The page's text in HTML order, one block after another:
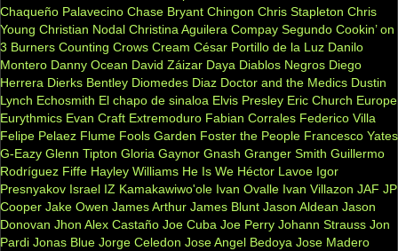
Chaqueño Palavecino Chase Bryant Chingon Chris Stapleton Chris
Young Christian Nodal Christina Aguilera Compay Segundo Cookin’ on
3 Burners Counting Crows Cream César Portillo de la Luz Danilo
Montero Danny Ocean David Záizar Daya Diablos Negros Diego
Herrera Dierks Bentley Diomedes Diaz Doctor and the Medics Dustin
Lynch Echosmith El chapo de sinaloa Elvis Presley Eric Church Europe
Eurythmics Evan Craft Extremoduro Fabian Corrales Federico Villa
Felipe Pelaez Flume Fools Garden Foster the People Francesco Yates
G-Eazy Glenn Tipton Gloria Gaynor Gnash Granger Smith Guillermo
Rodríguez Fiffe Hayley Williams He Is We Héctor Lavoe Igor
Presnyakov Israel IZ Kamakawiwo'ole Ivan Ovalle Ivan Villazon JAF JP
Cooper Jake Owen James Arthur James Blunt Jason Aldean Jason
Donovan Jhon Alex Castaño Joe Cuba Joe Perry Johann Strauss Jon
Pardi Jonas Blue Jorge Celedon Jose Angel Bedoya Jose Madero